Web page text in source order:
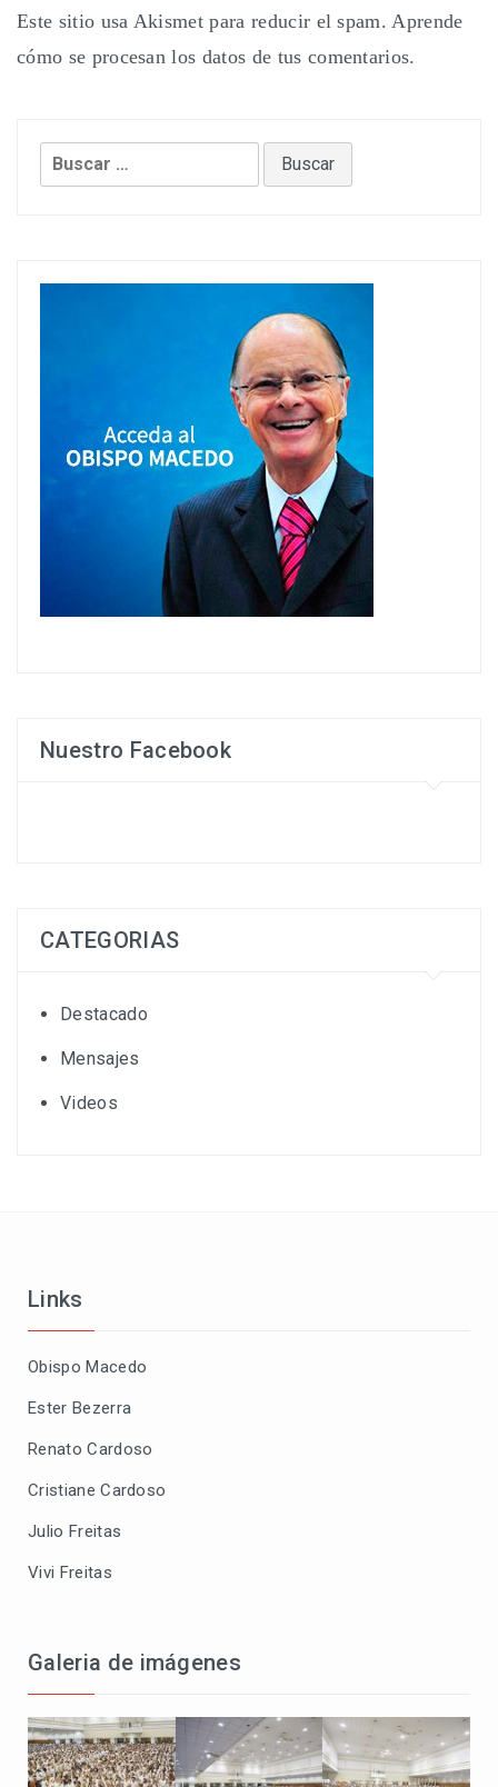
Este sitio usa Akismet para reducir el spam.Aprende
cómo se procesan los datos de tus comentarios.
Buscar:
Nuestro Facebook
CATEGORIAS
Destacado
Mensajes
Videos
Links
Obispo Macedo
Ester Bezerra
Renato Cardoso
Cristiane Cardoso
Julio Freitas
Vivi Freitas
Galeria de imágenes